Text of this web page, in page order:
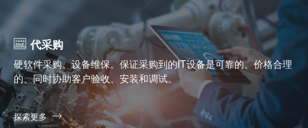
代采购
硬软件采购、设备维保。保证采购到的IT设备是可靠的、价格合理
的、同时协助客户验收、安装和调试。
探索更多